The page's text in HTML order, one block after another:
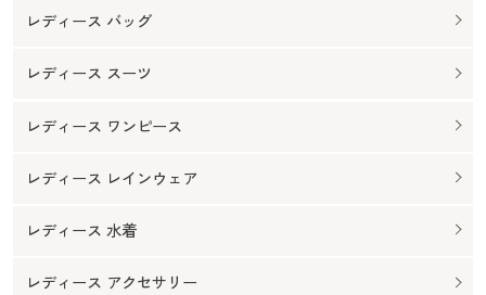
レディース バッグ
レディース スーツ
レディース ワンピース
レディース レインウェア
レディース 水着
レディース アクセサリー